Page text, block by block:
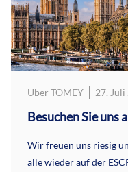
Über TOMEY 27. Juli
Besuchen Sie uns
Wir freuen uns riesig
alle wieder auf der